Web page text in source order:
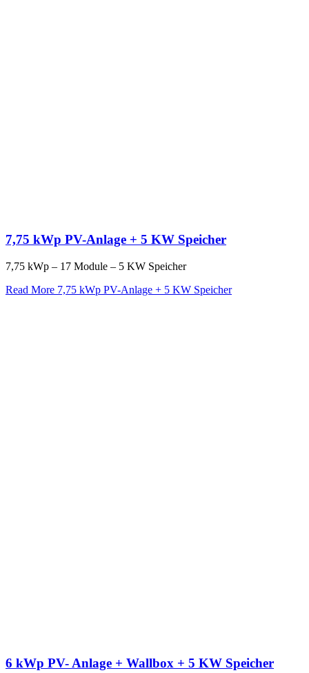
7,75 kWp PV-Anlage + 5 KW Speicher
7,75 kWp – 17 Module – 5 KW Speicher
Read More 7,75 kWp PV-Anlage + 5 KW Speicher
6 kWp PV- Anlage + Wallbox + 5 KW Speicher